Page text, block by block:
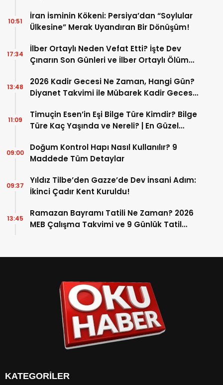
İran İsminin Kökeni: Persiya’dan “Soylular
Ülkesine” Merak Uyandıran Bir Dönüşüm!
10:51
İlber Ortaylı Neden Vefat Etti? İşte Dev
Çınarın Son Günleri ve İlber Ortaylı Ölüm
17:34
2026 Kadir Gecesi Ne Zaman, Hangi Gün?
Diyanet Takvimi ile Mübarek Kadir Gecesi
13:48
Timuçin Esen’in Eşi Bilge Türe Kimdir? Bilge
Türe Kaç Yaşında ve Nereli? | En Güzel
11:09
Doğum Kontrol Hapı Nasıl Kullanılır? 9
Maddede Tüm Detaylar
09:00
Yıldız Tilbe’den Gazze’de Dev İnsani Adım:
İkinci Çadır Kent Kuruldu!
09:37
Ramazan Bayramı Tatili Ne Zaman? 2026
MEB Çalışma Takvimi ve 9 Günlük Tatil
13:45
KATEGORİLER